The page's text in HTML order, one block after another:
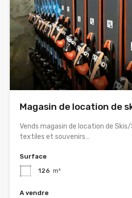
Magasin de location de
Vends magasin de location de
textiles et souvenirs…
Surface
126 m²
A vendre